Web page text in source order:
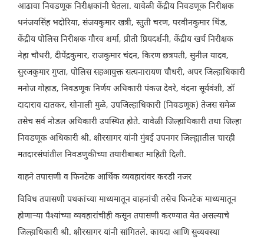
आढावा निवडणूक निरीक्षकांनी घेतला. यावेळी केंद्रीय निवडणूक निरीक्षक
धनंजयसिंह भदोरिया, संजयकुमार खत्री, स्तुती चरण, परवीनकुमार थिंड,
केंद्रीय पोलिस निरीक्षक गौरव शर्मा, प्रीती प्रियदर्शनी, केंद्रीय खर्च निरीक्षक
नेहा चौधरी, दीपेंद्रकुमार, राजकुमार चंदन, किरण छत्रपती, सुनील यादव,
सुरजकुमार गुप्ता, पोलिस सहआयुक्त सत्यनारायण चौधरी, अपर जिल्हाधिकारी
मनोज गोहाड, निवडणूक निर्णय अधिकारी पंकज देवरे, वंदना सूर्यवंशी, डॉ
दादाराव दातकर, सोनाली मुळे, उपजिल्हाधिकारी (निवडणूक) तेजस समेळ
तसेच सर्व नोडल अधिकारी उपस्थित होते. यावेळी जिल्हाधिकारी तथा जिल्हा
निवडणूक अधिकारी श्री. क्षीरसागर यांनी मुंबई उपनगर जिल्ह्यातील चारही
मतदारसंघांतील निवडणुकीच्या तयारीबाबत माहिती दिली.
वाहने तपासणी व फिनटेक आर्थिक व्यवहारांवर करडी नजर
विविध तपासणी पथकांच्या माध्यमातून वाहनांची तसेच फिनटेक माध्यमातून
होणाऱ्या पैश्यांच्या व्यवहारांचीही कसून तपासणी करण्यात येत असल्याचे
जिल्हाधिकारी श्री. क्षीरसागर यांनी सांगितले. कायदा आणि सुव्यवस्था